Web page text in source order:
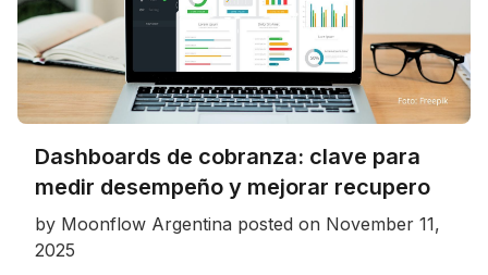
Dashboards de cobranza: clave para
medir desempeño y mejorar recupero
by Moonflow Argentina posted on November 11,
2025